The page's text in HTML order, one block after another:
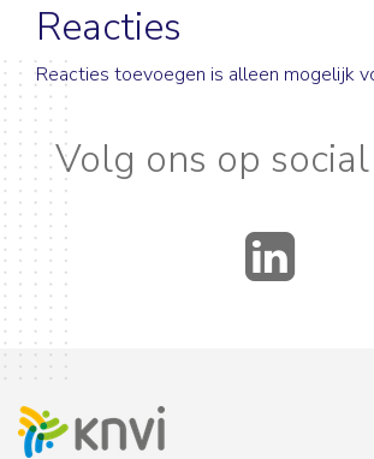
Reacties
Reacties toevoegen is alleen mogelijk
Volg ons op